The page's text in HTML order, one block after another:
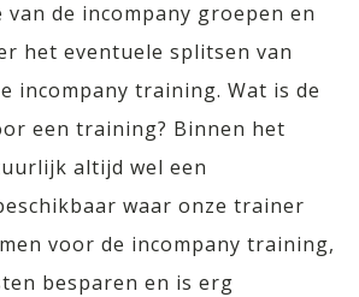
de incompany groepen en
het eventuele splitsen van
incompany training. Wat is de
een training? Binnen het
altijd wel een
waar onze trainer
voor de incompany training,
besparen en is erg